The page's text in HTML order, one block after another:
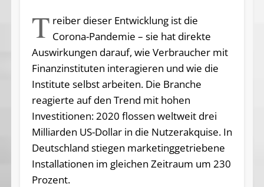
T reiber dieser Entwicklung ist die
Corona-Pandemie – sie hat direkte
Auswirkungen darauf, wie Verbraucher mit
Finanzinstituten interagieren und wie die
Institute selbst arbeiten. Die Branche
reagierte auf den Trend mit hohen
Investitionen: 2020 flossen weltweit drei
Milliarden US-Dollar in die Nut­zer­ak­qui­se. In
Deutsch­land stie­gen mar­ke­ting­ge­trie­be­ne
In­stal­la­tio­nen im glei­chen Zeit­raum um 230
Pro­zent.